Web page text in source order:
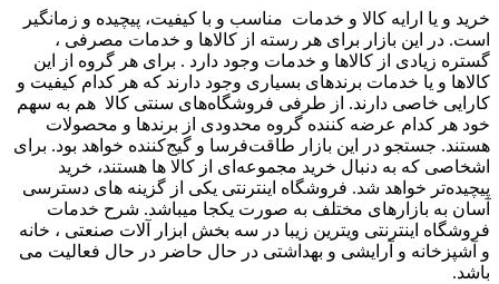
خرید و یا ارایه کالا و خدمات مناسب و با کیفیت، پیچیده و زمانگیر
است. در این بازار برای هر رسته از کالاها و خدمات مصرفی ،
گستره زیادی از کالاها و خدمات وجود دارد . برای هر گروه از این
کالاها و یا خدمات برندهای بسیاری وجود دارند که هر کدام کیفیت و
کارایی خاصی دارند. از طرفی فروشگاه‌های سنتی کالا هم به سهم
خود هر کدام عرضه کننده گروه محدودی از برندها و محصولات
هستند. جستجو در این بازار طاقت‌فرسا و گیج‌کننده خواهد بود. برای
اشخاصی که به دنبال خرید مجموعه‌ای از کالا ها هستند، خرید
پیچیده‌تر خواهد شد. فروشگاه اینترنتی یکی از گزینه های دسترسی
آسان به بازارهای مختلف به صورت یکجا میباشد. شرح خدمات
فروشگاه اینترنتی ویترین زیبا در سه بخش ابزار آلات صنعتی ، خانه
و آشپزخانه و آرایشی و بهداشتی در حال حاضر در حال فعالیت می
باشد.